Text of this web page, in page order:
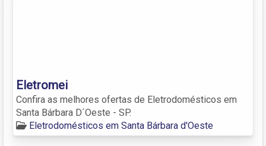
Eletromei
Confira as melhores ofertas de Eletrodomésticos em
Santa Bárbara D´Oeste - SP.
Eletrodomésticos em Santa Bárbara d'Oeste